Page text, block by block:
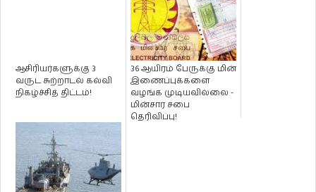
ஆசிரியர்களுக்கு 3
வருட சுற்றாடல் கல்வி
நிகழ்ச்சித் திட்டம்!
36 ஆயிரம் பேருக்கு மின்
இணைப்புக்களை
வழங்க முடியவில்லை -
மின்சார சபை
தெரிவிப்பு!